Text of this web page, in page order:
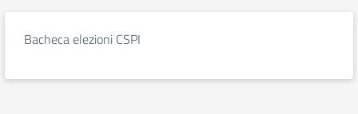
Bacheca elezioni CSPI